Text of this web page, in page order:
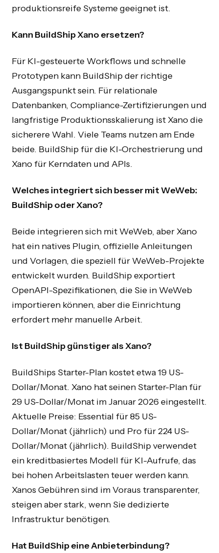
produktionsreife Systeme geeignet ist.
Kann BuildShip Xano ersetzen?
Für KI-gesteuerte Workflows und schnelle
Prototypen kann BuildShip der richtige
Ausgangspunkt sein. Für relationale
Datenbanken, Compliance-Zertifizierungen und
langfristige Produktionsskalierung ist Xano die
sicherere Wahl. Viele Teams nutzen am Ende
beide. BuildShip für die KI-Orchestrierung und
Xano für Kerndaten und APIs.
Welches integriert sich besser mit WeWeb:
BuildShip oder Xano?
Beide integrieren sich mit WeWeb, aber Xano
hat ein natives Plugin, offizielle Anleitungen
und Vorlagen, die speziell für WeWeb-Projekte
entwickelt wurden. BuildShip exportiert
OpenAPI-Spezifikationen, die Sie in WeWeb
importieren können, aber die Einrichtung
erfordert mehr manuelle Arbeit.
Ist BuildShip günstiger als Xano?
BuildShips Starter-Plan kostet etwa 19 US-
Dollar/Monat. Xano hat seinen Starter-Plan für
29 US-Dollar/Monat im Januar 2026 eingestellt.
Aktuelle Preise: Essential für 85 US-
Dollar/Monat (jährlich) und Pro für 224 US-
Dollar/Monat (jährlich). BuildShip verwendet
ein kreditbasiertes Modell für KI-Aufrufe, das
bei hohen Arbeitslasten teuer werden kann.
Xanos Gebühren sind im Voraus transparenter,
steigen aber stark, wenn Sie dedizierte
Infrastruktur benötigen.
Hat BuildShip eine Anbieterbindung?
Interne Tools und SaaS für wachsende KMUs.
UNTERNEHMEN
Über Uns
Prozess
Fallstudien
BETRIEB
KI-Automatisierung
KI-Agenten
n8n Agency
START
WeWeb Agentur
MVP-Entwicklung
Zite Agentur
PRODUKTE
© 2026 NocodeAssistant. Alle Rechte vorbehalten.